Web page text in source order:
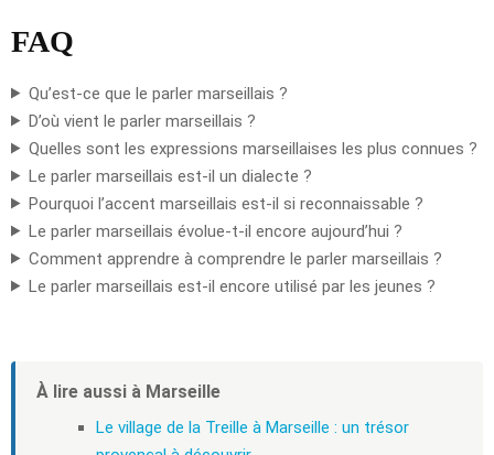
FAQ
Qu’est-ce que le parler marseillais ?
D’où vient le parler marseillais ?
Quelles sont les expressions marseillaises les plus connues ?
Le parler marseillais est-il un dialecte ?
Pourquoi l’accent marseillais est-il si reconnaissable ?
Le parler marseillais évolue-t-il encore aujourd’hui ?
Comment apprendre à comprendre le parler marseillais ?
Le parler marseillais est-il encore utilisé par les jeunes ?
À lire aussi à Marseille
Le village de la Treille à Marseille : un trésor